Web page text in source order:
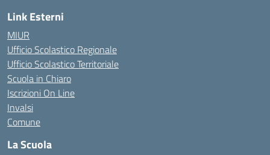
Link Esterni
MIUR
Ufficio Scolastico Regionale
Ufficio Scolastico Territoriale
Scuola in Chiaro
Iscrizioni On Line
Invalsi
Comune
La Scuola